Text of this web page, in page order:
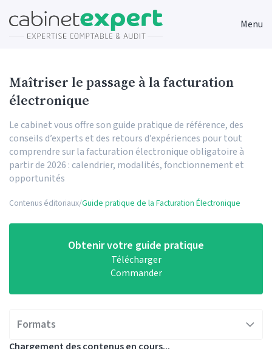
Menu
Maîtriser le passage à la facturation
électronique
Le cabinet vous offre son guide pratique de référence, des
conseils d’experts et des retours d’expériences pour tout
comprendre sur la facturation électronique obligatoire à
partir de 2026 : calendrier, modalités, fonctionnement et
opportunités
Contenus éditoriaux/Guide pratique de la Facturation Électronique
Formats
Obtenir votre guide pratique
Télécharger
Commander